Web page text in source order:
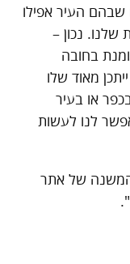
שבהם העיר אפילו
נכון –
בחובה
מאוד שלו
או בעיר
לנו לעשות
המשנה של אתר